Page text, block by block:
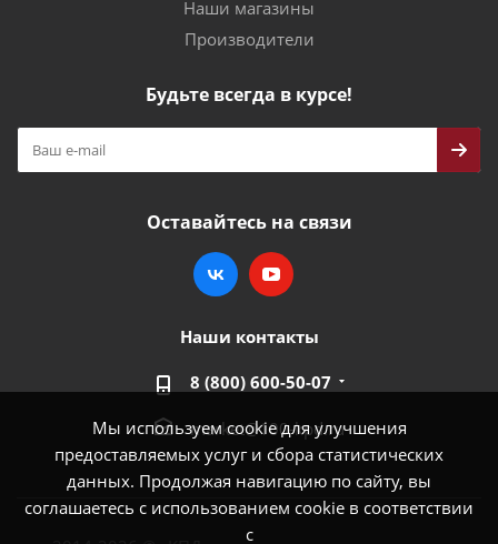
Мы используем cookie для улучшения
предоставляемых услуг и сбора статистических
данных. Продолжая навигацию по сайту, вы
соглашаетесь с использованием cookie в соответствии
с
Наши магазины
Производители
Будьте всегда в курсе!
Оставайтесь на связи
Наши контакты
8 (800) 600-50-07
market@100-kpd.ru